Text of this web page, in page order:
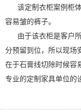
该定制衣柜案例柜体
容易皱的裤子。
由于该衣柜是客户所
分预留到位，所以现场
在于石膏线切除时候容
专业的定制家具单位的